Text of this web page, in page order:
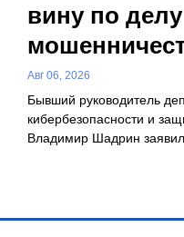
вину по
Авг 06, 2026
Бывший руководитель
кибербезопасности и
Владимир Шадрин